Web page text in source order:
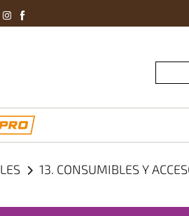
13. CONSUMIBLES Y